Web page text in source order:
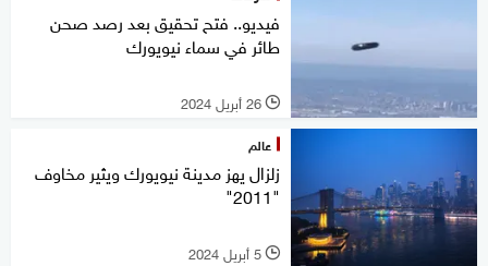
فيديو.. فتح تحقيق بعد رصد صحن
طائر في سماء نيويورك
l 26 أبريل 2024
عالم
زلزال يهز مدينة نيويورك ويثير مخاوف
"2011"
l 5 أبريل 2024